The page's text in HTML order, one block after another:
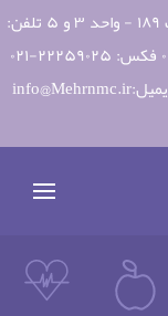
تهران-میرداماد- نبش شمس تبریزی شمالی - پلاک ۱۸۹ - واحد ۳ و ۵ تلفن:
۲۲۲۲۲۲۲۶-۰۲۱ و ۲۶۴۰۷۲۸۰-۰۲۱ و ۲۲۲۷۰۴۴۴-۰۲۱ فکس: ۲۲۲۵۹۰۲۵-۰۲۱